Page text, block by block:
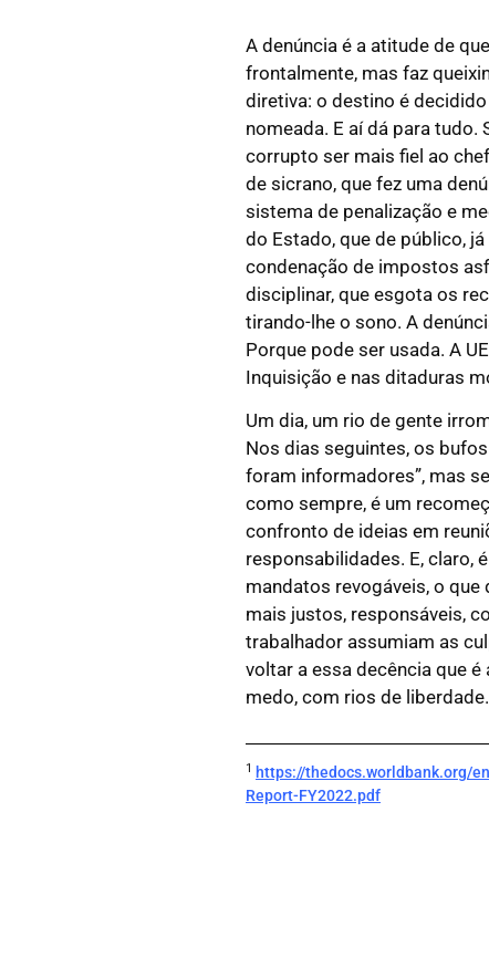
A denúncia é a atitude de
frontalmente, mas faz
diretiva: o destino é
nomeada. E aí dá para tudo.
corrupto ser mais fiel ao
de sicrano, que fez uma
sistema de penalização e
do Estado, que de público,
condenação de impostos
disciplinar, que esgota os
tirando-lhe o sono. A
Porque pode ser usada. A
Inquisição e nas ditaduras
Um dia, um rio de gente
Nos dias seguintes, os
foram informadores”, mas
como sempre, é um
confronto de ideias em
responsabilidades. E, claro,
mandatos revogáveis, o
mais justos, responsáveis,
trabalhador assumiam as
voltar a essa decência que
medo, com rios de liberdade.
1 https://thedocs.worldbank.org/
Report-FY2022.pdf